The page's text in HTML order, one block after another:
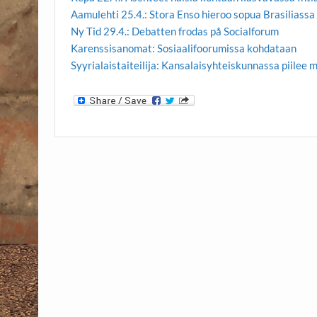
Aamulehti 25.4.: Stora Enso hieroo sopua Brasiliassa
Ny Tid 29.4.: Debatten frodas på Socialforum
Karenssisanomat: Sosiaalifoorumissa kohdataan
Syyrialaistaiteilija: Kansalaisyhteiskunnassa piilee